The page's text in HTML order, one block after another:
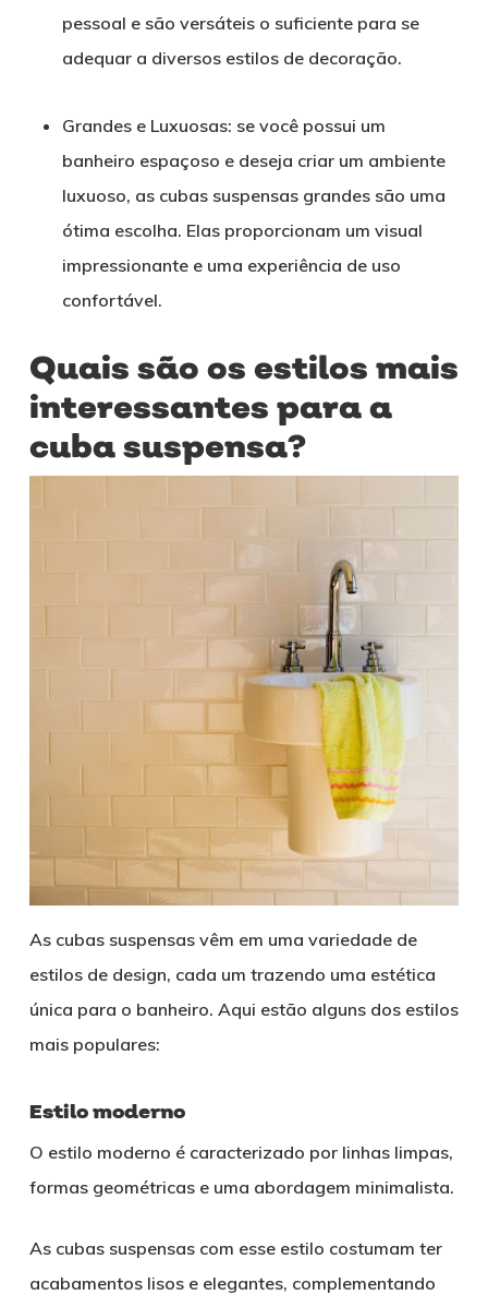
pessoal e são versáteis o suficiente para se
adequar a diversos estilos de decoração.
Grandes e Luxuosas: se você possui um
banheiro espaçoso e deseja criar um ambiente
luxuoso, as cubas suspensas grandes são uma
ótima escolha. Elas proporcionam um visual
impressionante e uma experiência de uso
confortável.
Quais são os estilos mais
interessantes para a
cuba suspensa?
As cubas suspensas vêm em uma variedade de
estilos de design, cada um trazendo uma estética
única para o banheiro. Aqui estão alguns dos estilos
mais populares:
Estilo moderno
O estilo moderno é caracterizado por linhas limpas,
formas geométricas e uma abordagem minimalista.
As cubas suspensas com esse estilo costumam ter
acabamentos lisos e elegantes, complementando